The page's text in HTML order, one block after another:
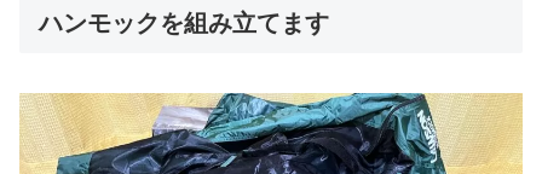
ハンモックを組み立てます